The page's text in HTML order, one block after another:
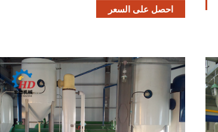
احصل على السعر